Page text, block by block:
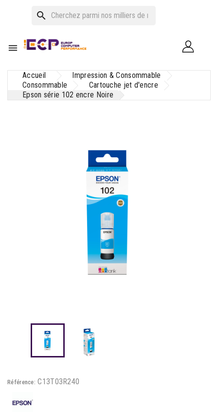
search

Accueil
Impression & Consommable
Consommable
Cartouche jet d'encre
Epson série 102 encre Noire
Référence: C13T03R240